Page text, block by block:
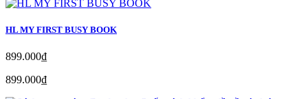
HL MY FIRST BUSY BOOK
899.000₫
899.000₫